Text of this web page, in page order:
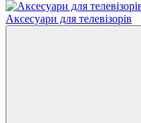
Аксесуари для телевізорів